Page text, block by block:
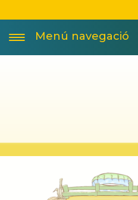
Menú navegació